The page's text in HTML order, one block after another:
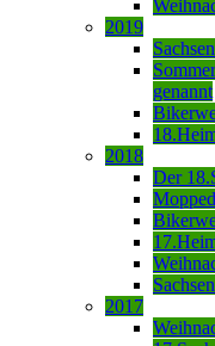
2019
genannt
2018
Der
2017